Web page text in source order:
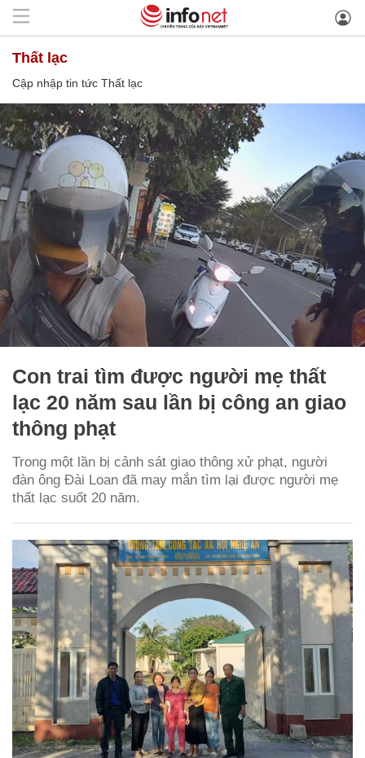
Thất lạc
Cập nhập tin tức Thất lạc
Con trai tìm được người mẹ thất
lạc 20 năm sau lần bị công an giao
thông phạt
Trong một lần bị cảnh sát giao thông xử phạt, người
đàn ông Đài Loan đã may mắn tìm lại được người mẹ
thất lạc suốt 20 năm.